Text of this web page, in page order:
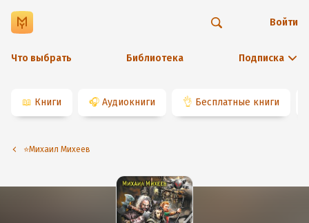
Что выбрать Библиотека Подписка
Войти
📖 Книги 🎧 Аудиокниги 👌 Бесплатные книги
⭐️Михаил Михеев